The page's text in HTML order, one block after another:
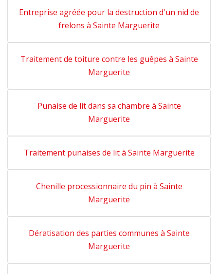
Entreprise agréée pour la destruction d'un nid de
frelons à Sainte Marguerite
Traitement de toiture contre les guêpes à Sainte
Marguerite
Punaise de lit dans sa chambre à Sainte
Marguerite
Traitement punaises de lit à Sainte Marguerite
Chenille processionnaire du pin à Sainte
Marguerite
Dératisation des parties communes à Sainte
Marguerite